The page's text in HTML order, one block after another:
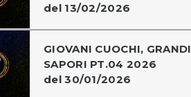
del 13/02/2026
GIOVANI CUOCHI, GRANDI
SAPORI PT.04 2026
del 30/01/2026